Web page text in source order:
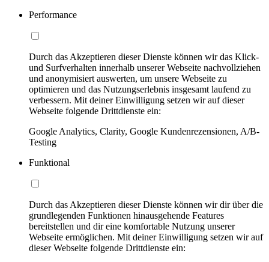
Performance
Durch das Akzeptieren dieser Dienste können wir das Klick-
und Surfverhalten innerhalb unserer Webseite nachvollziehen
und anonymisiert auswerten, um unsere Webseite zu
optimieren und das Nutzungserlebnis insgesamt laufend zu
verbessern. Mit deiner Einwilligung setzen wir auf dieser
Webseite folgende Drittdienste ein:
Google Analytics, Clarity, Google Kundenrezensionen, A/B-
Testing
Funktional
Durch das Akzeptieren dieser Dienste können wir dir über die
grundlegenden Funktionen hinausgehende Features
bereitstellen und dir eine komfortable Nutzung unserer
Webseite ermöglichen. Mit deiner Einwilligung setzen wir auf
dieser Webseite folgende Drittdienste ein: